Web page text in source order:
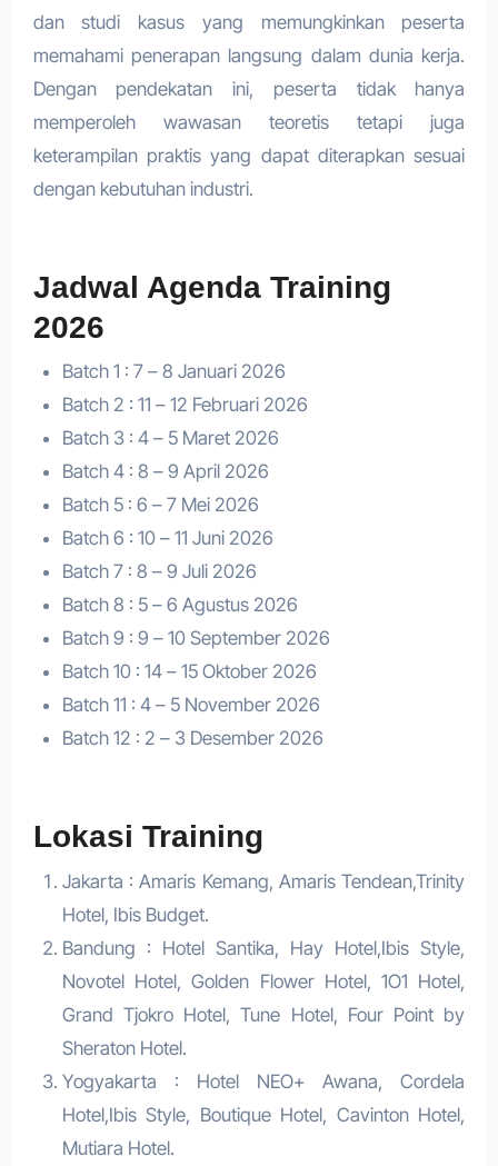
dan studi kasus yang memungkinkan peserta
memahami penerapan langsung dalam dunia kerja.
Dengan pendekatan ini, peserta tidak hanya
memperoleh wawasan teoretis tetapi juga
keterampilan praktis yang dapat diterapkan sesuai
dengan kebutuhan industri.
Jadwal Agenda Training
2026
Batch 1 : 7 – 8 Januari 2026
Batch 2 : 11 – 12 Februari 2026
Batch 3 : 4 – 5 Maret 2026
Batch 4 : 8 – 9 April 2026
Batch 5 : 6 – 7 Mei 2026
Batch 6 : 10 – 11 Juni 2026
Batch 7 : 8 – 9 Juli 2026
Batch 8 : 5 – 6 Agustus 2026
Batch 9 : 9 – 10 September 2026
Batch 10 : 14 – 15 Oktober 2026
Batch 11 : 4 – 5 November 2026
Batch 12 : 2 – 3 Desember 2026
Lokasi Training
Jakarta : Amaris Kemang, Amaris Tendean,Trinity
Hotel, Ibis Budget.
Bandung : Hotel Santika, Hay Hotel,Ibis Style,
Novotel Hotel, Golden Flower Hotel, 1O1 Hotel,
Grand Tjokro Hotel, Tune Hotel, Four Point by
Sheraton Hotel.
Yogyakarta : Hotel NEO+ Awana, Cordela
Hotel,Ibis Style, Boutique Hotel, Cavinton Hotel,
Mutiara Hotel.